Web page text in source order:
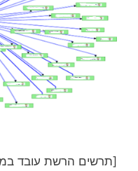
[תרשים הרשת עובד